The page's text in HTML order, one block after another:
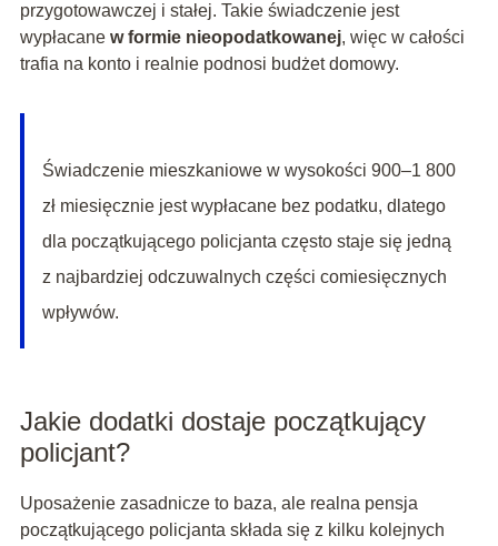
przygotowawczej i stałej. Takie świadczenie jest
wypłacane w formie nieopodatkowanej, więc w całości
trafia na konto i realnie podnosi budżet domowy.
Świadczenie mieszkaniowe w wysokości 900–1 800
zł miesięcznie jest wypłacane bez podatku, dlatego
dla początkującego policjanta często staje się jedną
z najbardziej odczuwalnych części comiesięcznych
wpływów.
Jakie dodatki dostaje początkujący
policjant?
Uposażenie zasadnicze to baza, ale realna pensja
początkującego policjanta składa się z kilku kolejnych